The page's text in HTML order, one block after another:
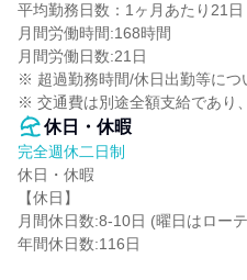
平均勤務日数：1ヶ月あたり21日
月間労働時間:168時間
月間労働日数:21日
※ 超過勤務時間/休日出勤等につ
※ 交通費は別途全額支給であり
休日・休暇
完全週休二日制
休日・休暇
【休日】
月間休日数:8-10日 (曜日はロー
年間休日数:116日